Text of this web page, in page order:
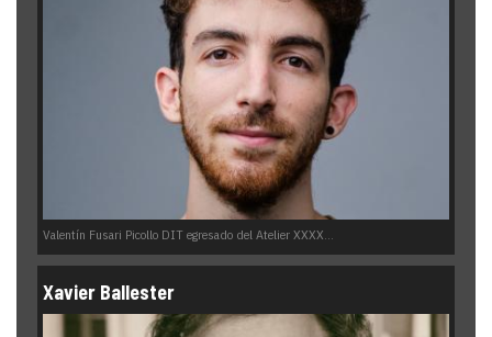
Valentín Fusari Picollo DIT egresado del Atelier XXXX...
Xavier Ballester